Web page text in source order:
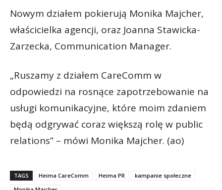
Nowym działem pokierują Monika Majcher,
właścicielka agencji, oraz Joanna Stawicka-
Zarzecka, Communication Manager.
„Ruszamy z działem CareComm w
odpowiedzi na rosnące zapotrzebowanie na
usługi komunikacyjne, które moim zdaniem
będą odgrywać coraz większą rolę w public
relations” – mówi Monika Majcher. (ao)
TAGS Heima CareComm Heima PR
kampanie społeczne